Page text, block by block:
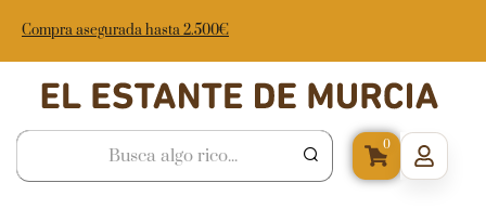
Compra asegurada hasta 2.500€
0